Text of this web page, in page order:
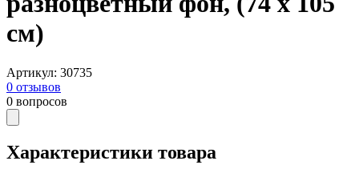
см)
Артикул: 30735
0 отзывов
0 вопросов
Характеристики товара